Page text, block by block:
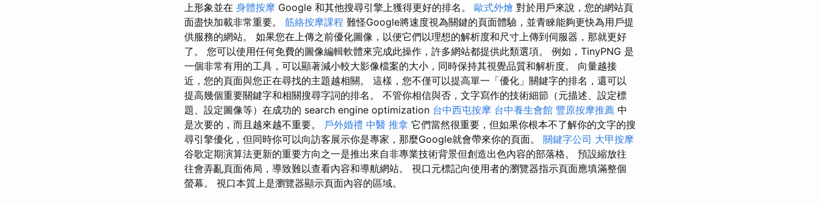
上形象並在 身體按摩 Google 和其他搜尋引擎上獲得更好的排名。 歐式外燴 對於用戶來說，您的網站頁
面盡快加載非常重要。 筋絡按摩課程 難怪Google將速度視為關鍵的頁面體驗，並青睞能夠更快為用戶提
供服務的網站。 如果您在上傳之前優化圖像，以便它們以理想的解析度和尺寸上傳到伺服器，那就更好
了。 您可以使用任何免費的圖像編輯軟體來完成此操作，許多網站都提供此類選項。 例如，TinyPNG 是
一個非常有用的工具，可以顯著減小較大影像檔案的大小，同時保持其視覺品質和解析度。 向量越接
近，您的頁面與您正在尋找的主題越相關。 這樣，您不僅可以提高單一「優化」關鍵字的排名，還可以
提高幾個重要關鍵字和相關搜尋字詞的排名。 不管你相信與否，文字寫作的技術細節（元描述、設定標
題、設定圖像等）在成功的 search engine optimization 台中西屯按摩 台中養生會館 豐原按摩推薦 中
是次要的，而且越來越不重要。 戶外婚禮 中醫 推拿 它們當然很重要，但如果你根本不了解你的文字的搜
尋引擎優化，但同時你可以向訪客展示你是專家，那麼Google就會帶來你的頁面。 關鍵字公司 大甲按摩
谷歌定期演算法更新的重要方向之一是推出來自非專業技術背景但創造出色內容的部落格。 預設縮放往
往會弄亂頁面佈局，導致難以查看內容和導航網站。 視口元標記向使用者的瀏覽器指示頁面應填滿整個
螢幕。 視口本質上是瀏覽器顯示頁面內容的區域。